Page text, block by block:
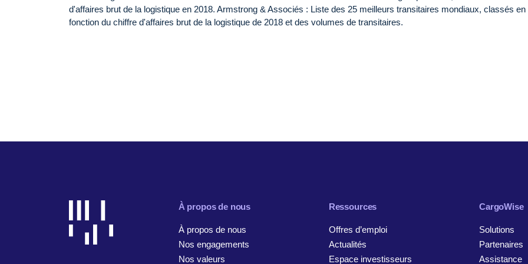
d'affaires brut de la logistique en 2018. Armstrong & Associés : Liste des 25 meilleurs transitaires mondiaux, classés en
fonction du chiffre d'affaires brut de la logistique de 2018 et des volumes de transitaires.
À propos de nous
À propos de nous
Nos engagements
Nos valeurs
Ressources
Offres d’emploi
Actualités
Espace investisseurs
CargoWise
Solutions
Partenaires
Assistance